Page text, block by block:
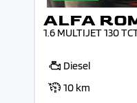
ALFA
1.6 MULTIJET 130
Diesel
10 km